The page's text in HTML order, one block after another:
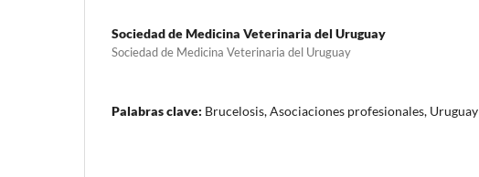
Sociedad de Medicina Veterinaria del Uruguay
Sociedad de Medicina Veterinaria del Uruguay
Palabras clave: Brucelosis, Asociaciones profesionales, Uruguay